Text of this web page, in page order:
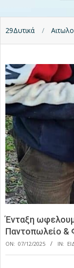
29Δυτικά
Ένταξη
Παντοπωλείο &
ON: 07/12/2025 IN: